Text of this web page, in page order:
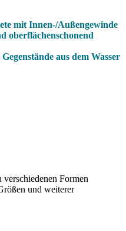
mit Innen-/Außengewinde
oberflächenschonend
aus dem Wasser
Formen
und weiterer